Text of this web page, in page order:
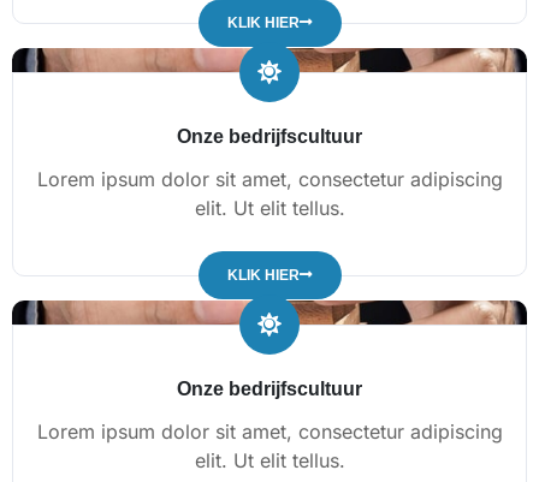
KLIK HIER
Onze bedrijfscultuur
Lorem ipsum dolor sit amet, consectetur adipiscing
elit. Ut elit tellus.
KLIK HIER
Onze bedrijfscultuur
Lorem ipsum dolor sit amet, consectetur adipiscing
elit. Ut elit tellus.